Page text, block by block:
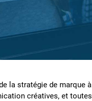
la stratégie de marque
créatives, et